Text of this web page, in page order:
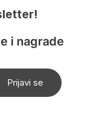
i nagrade
Prijavi se